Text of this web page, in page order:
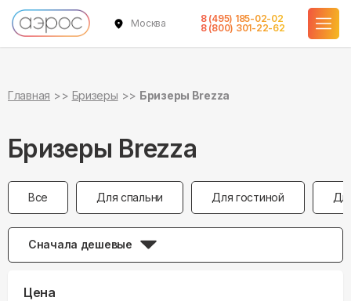
Москва
8 (495) 185-02-02
8 (800) 301-22-62
Главная Бризеры Бризеры Brezza
Бризеры Brezza
Все Для спальни Для гостиной
Сначала дешевые
Цена